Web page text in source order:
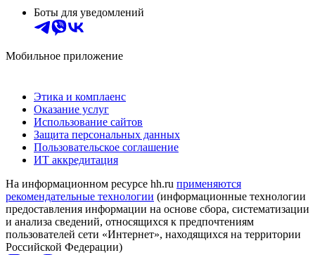
Боты для уведомлений
Мобильное приложение
Этика и комплаенс
Оказание услуг
Использование сайтов
Защита персональных данных
Пользовательское соглашение
ИТ аккредитация
На информационном ресурсе hh.ru применяются
рекомендательные технологии (информационные технологии
предоставления информации на основе сбора, систематизации
и анализа сведений, относящихся к предпочтениям
пользователей сети «Интернет», находящихся на территории
Российской Федерации)